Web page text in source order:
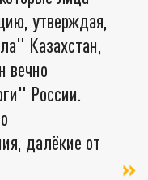
утверждая,
Казахстан,
вечно
России.
далёкие от